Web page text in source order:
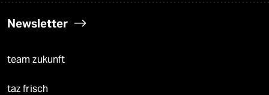
Newsletter
team zukunft
taz frisch